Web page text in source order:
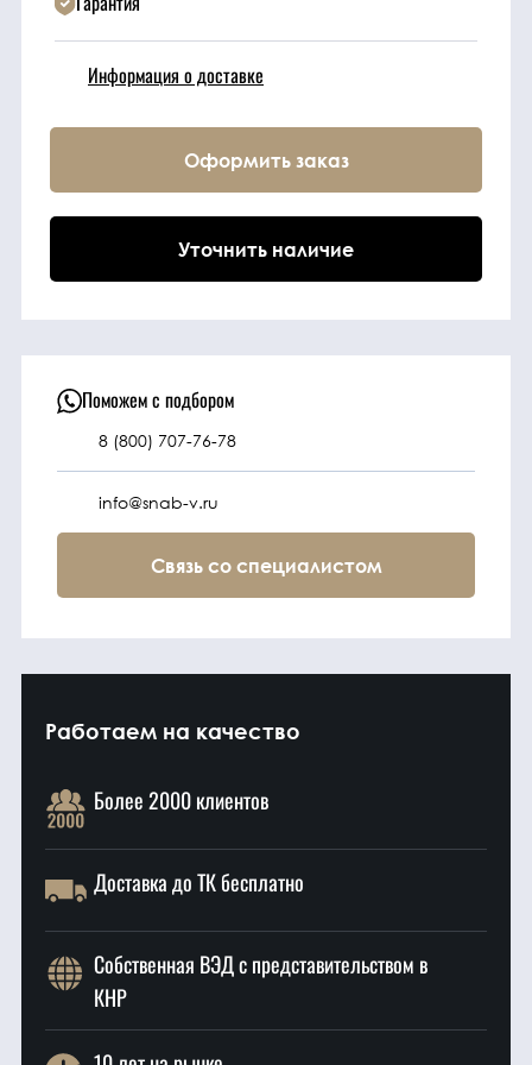
Техника
Фильтрующие
система
Под заказ
Информация о доставке
Оформить заказ
Уточнить наличие
Поможем с подбором
8 (800) 707-76-78
info@snab-v.ru
Связь со специалистом
Работаем на качество
Более 2000 клиентов
Доставка до ТК бесплатно
Собственная ВЭД с представительством в
КНР